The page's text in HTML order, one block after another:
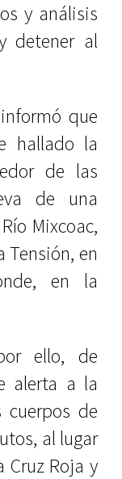
y análisis
detener al
que
hallado la
de las
de una
Mixcoac,
Tensión, en
en la
ello, de
alerta a la
de
al lugar
Cruz Roja y